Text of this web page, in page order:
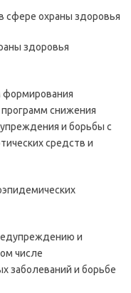
сфере охраны здоровья
здоровья
формирования
снижения
и борьбы с
средств и
и
числе
заболеваний и борьбе